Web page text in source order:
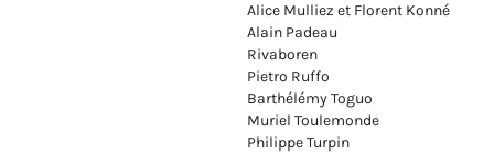
Alice Mulliez et Florent Konné
Alain Padeau
Rivaboren
Pietro Ruffo
Barthélémy Toguo
Muriel Toulemonde
Philippe Turpin